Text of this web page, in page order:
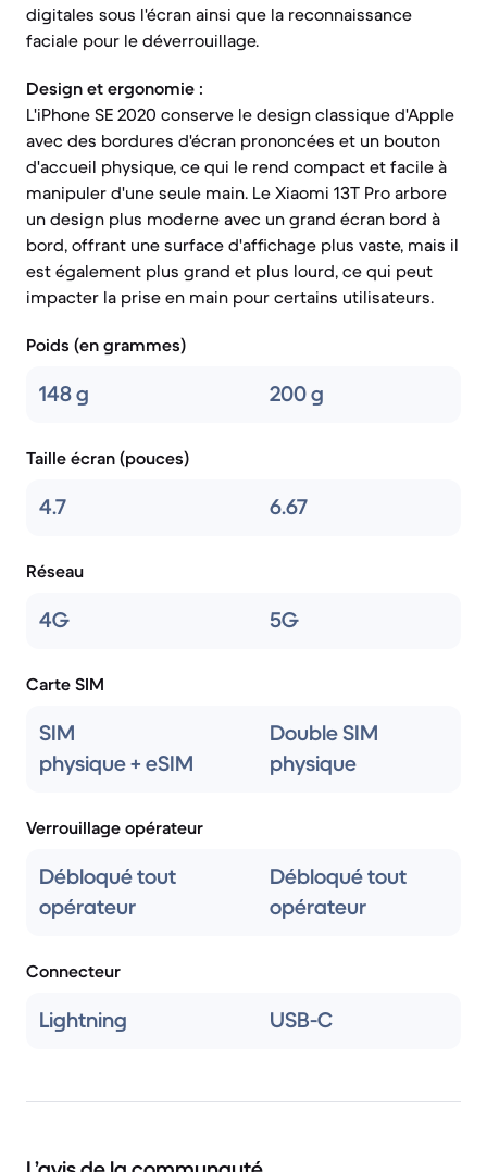
digitales sous l'écran ainsi que la reconnaissance
faciale pour le déverrouillage.
Design et ergonomie :
L'iPhone SE 2020 conserve le design classique d'Apple
avec des bordures d'écran prononcées et un bouton
d'accueil physique, ce qui le rend compact et facile à
manipuler d'une seule main. Le Xiaomi 13T Pro arbore
un design plus moderne avec un grand écran bord à
bord, offrant une surface d'affichage plus vaste, mais il
est également plus grand et plus lourd, ce qui peut
impacter la prise en main pour certains utilisateurs.
Poids (en grammes)
148 g 200 g
Taille écran (pouces)
4.7 6.67
Réseau
4G 5G
Carte SIM
SIM
physique + eSIM
Double SIM
physique
Verrouillage opérateur
Débloqué tout
opérateur
Débloqué tout
opérateur
Connecteur
Lightning USB-C